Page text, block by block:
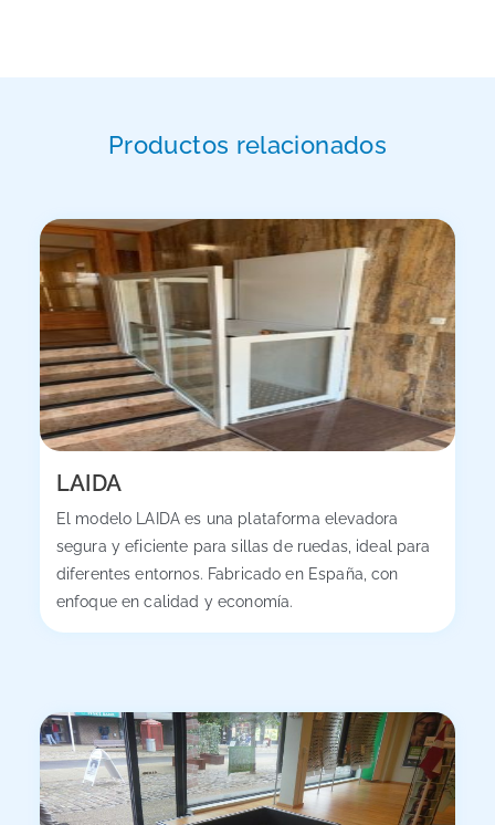
Productos relacionados
LAIDA
El modelo LAIDA es una plataforma elevadora
segura y eficiente para sillas de ruedas, ideal para
diferentes entornos. Fabricado en España, con
enfoque en calidad y economía.